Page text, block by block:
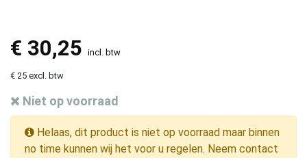
€ 30,25 incl. btw
€ 25 excl. btw
Niet op voorraad
Helaas, dit product is niet op voorraad maar binnen
no time kunnen wij het voor u regelen. Neem contact